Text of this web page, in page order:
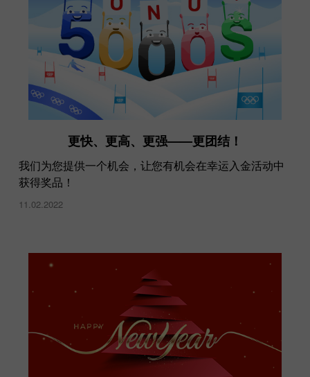
更快、更高、更强——更团结！
我们为您提供一个机会，让您有机会在幸运入金活动中
获得奖品！
11.02.2022